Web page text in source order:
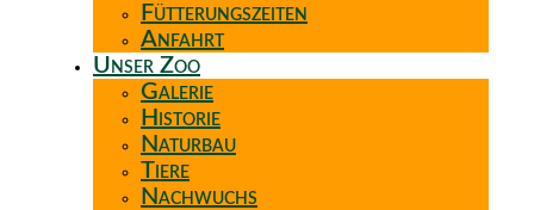
Fütterungszeiten
Anfahrt
Unser Zoo
Galerie
Historie
Naturbau
Tiere
Nachwuchs